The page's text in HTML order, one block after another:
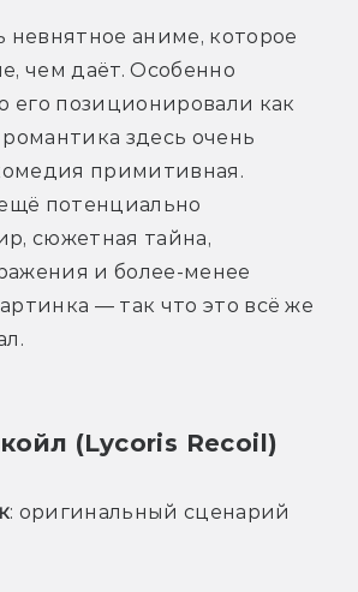
невнятное аниме, которое
чем даёт. Особенно
его позиционировали как
здесь очень
примитивная.
потенциально
сюжетная тайна,
и более-менее
— так что это всё же
(Lycoris Recoil)
: оригинальный сценарий